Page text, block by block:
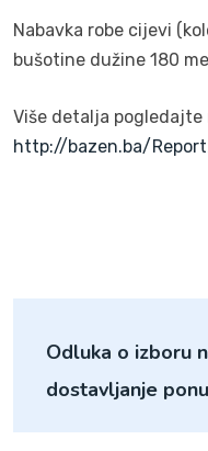
Nabavka robe cijevi
bušotine dužine 180
Više detalja pogledajte
http://bazen.ba/
Odluka o izboru
dostavljanje